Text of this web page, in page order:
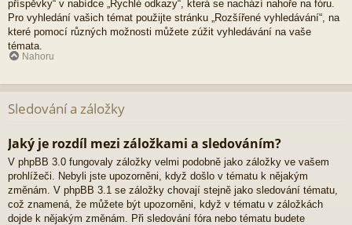
příspěvky“ v nabídce „Rychlé odkazy“, která se nachází nahoře na fóru.
Pro vyhledání vašich témat použijte stránku „Rozšířené vyhledávání“, na
které pomocí různých možnosti můžete zúžit vyhledávání na vaše
témata.
Nahoru
Sledování a záložky
Jaký je rozdíl mezi záložkami a sledováním?
V phpBB 3.0 fungovaly záložky velmi podobně jako záložky ve vašem
prohlížeči. Nebyli jste upozorněni, když došlo v tématu k nějakým
změnám. V phpBB 3.1 se záložky chovají stejně jako sledování tématu,
což znamená, že můžete být upozorněni, když v tématu v záložkách
dojde k nějakým změnám. Při sledování fóra nebo tématu budete